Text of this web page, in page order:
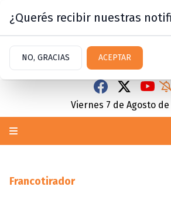
Viernes 7 de Agosto de
Francotirador
¿Querés recibir nuestras
NO, GRACIAS ACEPTAR